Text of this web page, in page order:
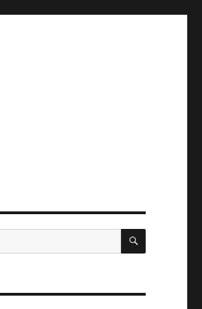
ПОИСК